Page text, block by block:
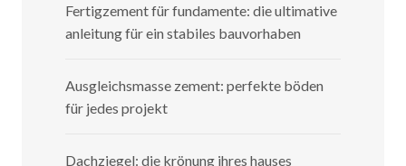
Fertigzement für fundamente: die ultimative
anleitung für ein stabiles bauvorhaben
Ausgleichsmasse zement: perfekte böden
für jedes projekt
Dachziegel: die krönung ihres hauses